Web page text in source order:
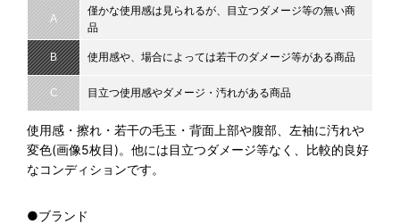
A
僅かな使用感は見られるが、目立つダメージ等の無い商
品
B 使用感や、場合によっては若干のダメージ等がある商品
C 目立つ使用感やダメージ・汚れがある商品
使用感・擦れ・若干の毛玉・背面上部や腹部、左袖に汚れや
変色(画像5枚目)。他には目立つダメージ等なく、比較的良好
なコンディションです。
●ブランド